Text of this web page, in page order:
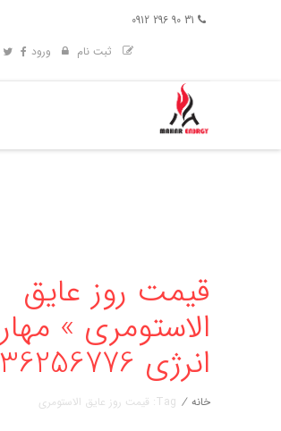
ثبت نام
ورود
قیمت روز عایق
الاستومری » مهار
انرژی 02136256776
خانه / Tag: قیمت روز عایق الاستومری